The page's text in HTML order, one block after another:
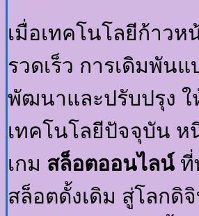
เมื่อเทคโนโลยีก้าวห
รวดเร็ว การเดิมพันแ
พัฒนาและปรับปรุง ใ
เทคโนโลยีปัจจุบัน
เกม สล็อตออนไลน์ ที่
สล็อตดั้งเดิม สู่โลกดิ